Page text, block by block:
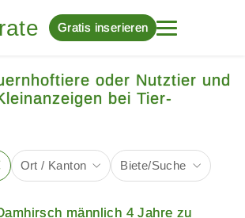
Gratis inserieren
oder Nutztier und
bei Tier-
Ort / Kanton Biete/Suche
männlich 4 Jahre zu